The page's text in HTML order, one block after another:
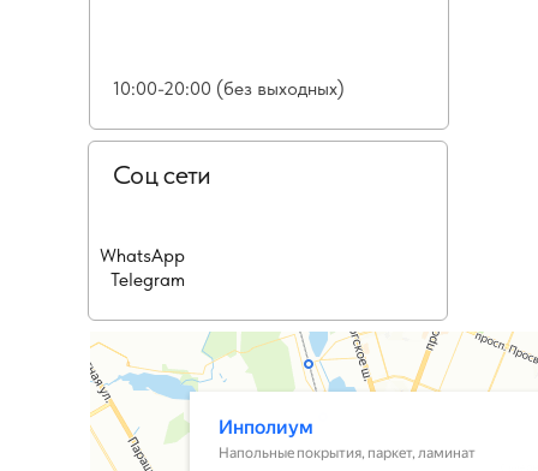
10:00-20:00 (без выходных)
Соц сети
WhatsApp
Telegram